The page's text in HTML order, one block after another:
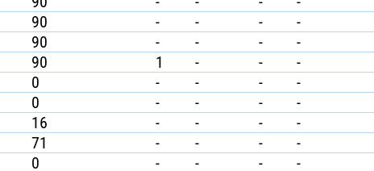
90 - - - -
90 - - - -
90 1 - - -
0 - - - -
0 - - - -
16 - - - -
71 - - - -
0 - - - -